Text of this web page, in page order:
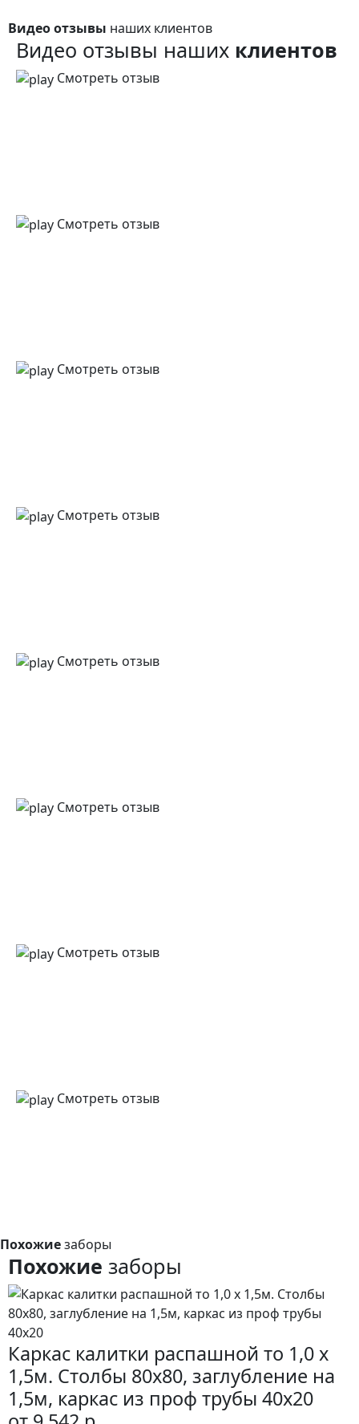
Видео отзывы наших клиентов
Видео отзывы наших клиентов
Смотреть отзыв
Смотреть отзыв
Смотреть отзыв
Смотреть отзыв
Смотреть отзыв
Смотреть отзыв
Смотреть отзыв
Смотреть отзыв
Похожиезаборы
Похожие заборы
Каркас калитки распашной то 1,0 x
1,5м. Столбы 80х80, заглубление на
1,5м, каркас из проф трубы 40х20